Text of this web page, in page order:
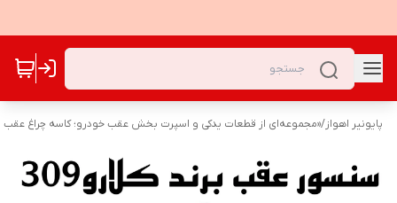
پایونیر اهواز/«مجموعه‌ای از قطعات یدکی و اسپرت بخش عقب خودرو؛ کاسه چراغ عقب